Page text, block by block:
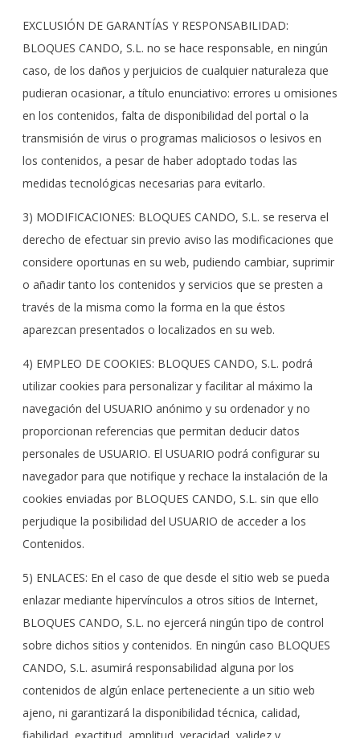
EXCLUSIÓN DE GARANTÍAS Y RESPONSABILIDAD:
BLOQUES CANDO, S.L. no se hace responsable, en ningún
caso, de los daños y perjuicios de cualquier naturaleza que
pudieran ocasionar, a título enunciativo: errores u omisiones
en los contenidos, falta de disponibilidad del portal o la
transmisión de virus o programas maliciosos o lesivos en
los contenidos, a pesar de haber adoptado todas las
medidas tecnológicas necesarias para evitarlo.
3) MODIFICACIONES: BLOQUES CANDO, S.L. se reserva el
derecho de efectuar sin previo aviso las modificaciones que
considere oportunas en su web, pudiendo cambiar, suprimir
o añadir tanto los contenidos y servicios que se presten a
través de la misma como la forma en la que éstos
aparezcan presentados o localizados en su web.
4) EMPLEO DE COOKIES: BLOQUES CANDO, S.L. podrá
utilizar cookies para personalizar y facilitar al máximo la
navegación del USUARIO anónimo y su ordenador y no
proporcionan referencias que permitan deducir datos
personales de USUARIO. El USUARIO podrá configurar su
navegador para que notifique y rechace la instalación de la
cookies enviadas por BLOQUES CANDO, S.L. sin que ello
perjudique la posibilidad del USUARIO de acceder a los
Contenidos.
5) ENLACES: En el caso de que desde el sitio web se pueda
enlazar mediante hipervínculos a otros sitios de Internet,
BLOQUES CANDO, S.L. no ejercerá ningún tipo de control
sobre dichos sitios y contenidos. En ningún caso BLOQUES
CANDO, S.L. asumirá responsabilidad alguna por los
contenidos de algún enlace perteneciente a un sitio web
ajeno, ni garantizará la disponibilidad técnica, calidad,